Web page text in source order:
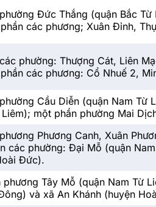
Đức Thắng (quận Bắc
các phương; Xuân Đỉnh,
phường: Thượng Cát, Liên
các phương: Cổ Nhuế 2,
Cầu Diễn (quận Nam
một phần phường Mai
Phương Canh, Xuân
các phường: Đại Mỗ (quận
Đức).
phương Tây Mỗ (quận Nam Từ
và xã An Khánh (huyện